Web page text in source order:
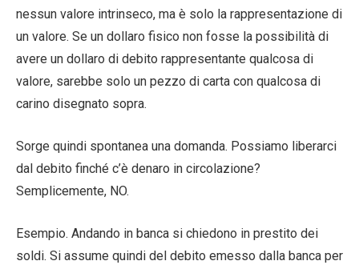
nessun valore intrinseco, ma è solo la rappresentazione di
un valore. Se un dollaro fisico non fosse la possibilità di
avere un dollaro di debito rappresentante qualcosa di
valore, sarebbe solo un pezzo di carta con qualcosa di
carino disegnato sopra.
Sorge quindi spontanea una domanda. Possiamo liberarci
dal debito finché c’è denaro in circolazione?
Semplicemente, NO.
Esempio. Andando in banca si chiedono in prestito dei
soldi. Si assume quindi del debito emesso dalla banca per